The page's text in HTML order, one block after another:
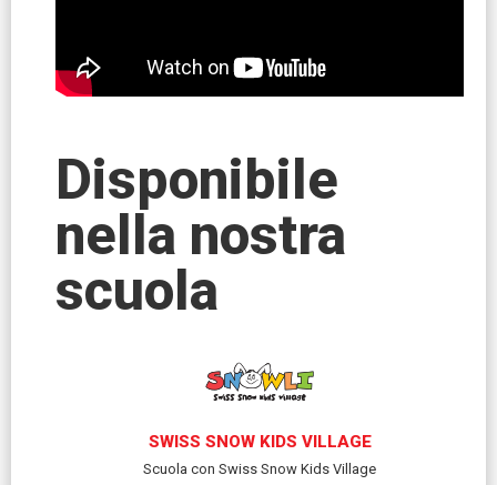
Disponibile
nella nostra
scuola
SWISS SNOW KIDS VILLAGE
Scuola con Swiss Snow Kids Village